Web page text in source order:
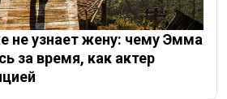
не узнает жену: чему Эмма
за время, как актер